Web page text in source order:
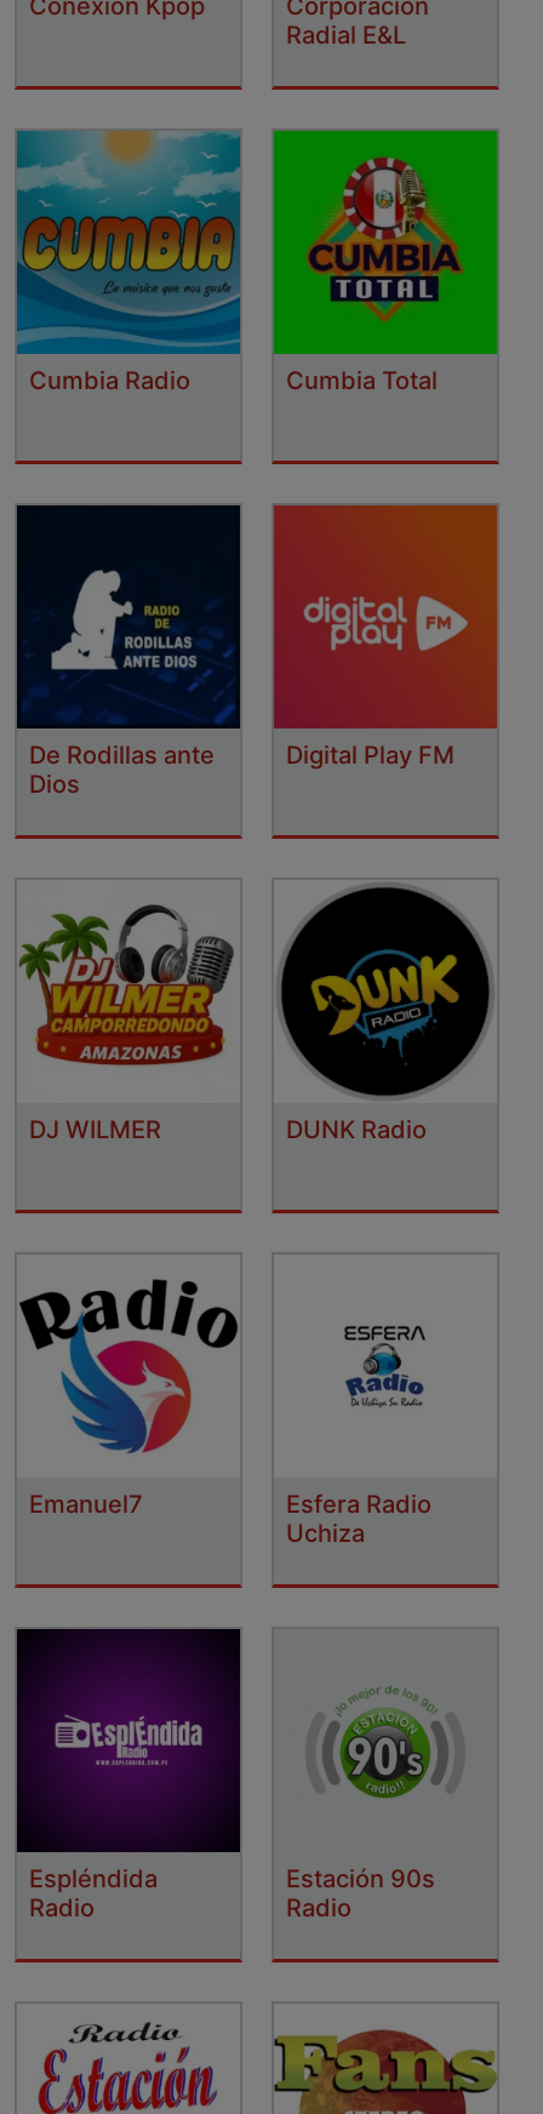
Radial E&L
Cumbia Radio Cumbia Total
De Rodillas ante
Dios
Digital Play FM
DJ WILMER DUNK Radio
Emanuel7
Esfera Radio
Uchiza
Espléndida
Radio
Estación 90s
Radio